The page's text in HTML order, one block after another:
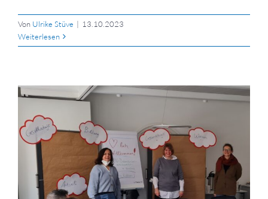
Von Ulrike Stüve | 13.10.2023
Weiterlesen